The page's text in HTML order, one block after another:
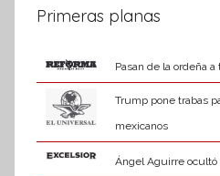
Primeras planas
Pasan de la ordeña
Trump pone trabas
mexicanos
Ángel Aguirre ocultó